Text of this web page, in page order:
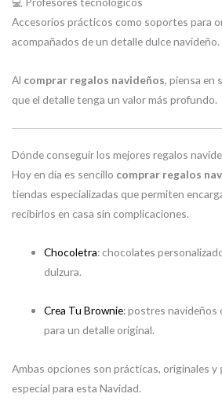
Accesorios prácticos como soportes para
acompañados de un detalle dulce navideño.
Al comprar regalos navideños, piensa en
que el detalle tenga un valor más profundo.
Dónde conseguir los mejores regalos
Hoy en día es sencillo comprar regalos
tiendas especializadas que permiten
recibirlos en casa sin complicaciones.
Chocoletra: chocolates
dulzura.
Crea Tu Brownie: postres navideños
para un detalle original.
Ambas opciones son prácticas, originales
especial para esta Navidad.